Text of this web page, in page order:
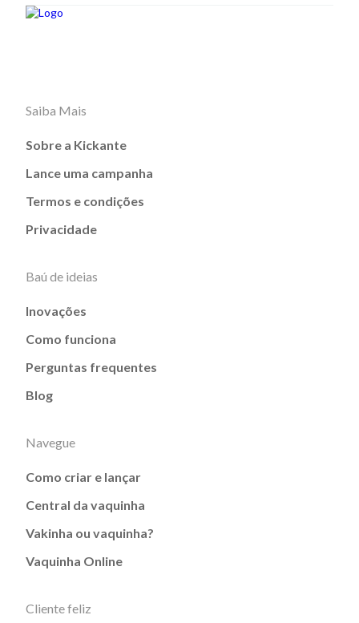
Saiba Mais
Sobre a Kickante
Lance uma campanha
Termos e condições
Privacidade
Baú de ideias
Inovações
Como funciona
Perguntas frequentes
Blog
Navegue
Como criar e lançar
Central da vaquinha
Vakinha ou vaquinha?
Vaquinha Online
Cliente feliz